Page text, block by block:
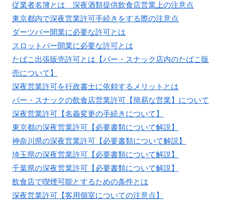
従業者名簿とは 深夜酒類提供飲食店営業上の注意点
東京都内で深夜営業許可手続きをする際の注意点
ダーツバー開業に必要な許可とは
スロットバー開業に必要な許可とは
たばこ出張販売許可とは【バー・スナック店内のたばこ販
売について】
深夜営業許可を行政書士に依頼するメリットとは
バー・スナックの飲食店営業許可【簡易な営業】について
深夜営業許可【名義変更の手続きについて】
東京都の深夜営業許可【必要書類について解説】
神奈川県の深夜営業許可【必要書類について解説】
埼玉県の深夜営業許可【必要書類について解説】
千葉県の深夜営業許可【必要書類について解説】
飲食店で喫煙可能とするための条件とは
深夜営業許可【客用個室についての注意点】